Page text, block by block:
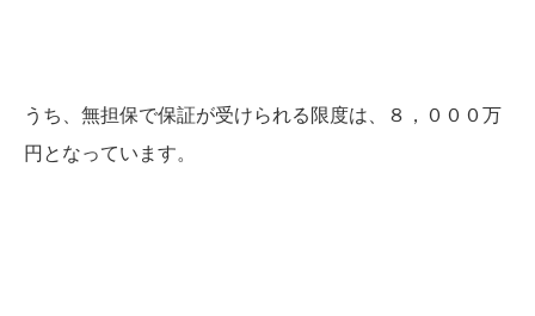
うち、無担保で保証が受けられる限度は、８，０００万
円となっています。